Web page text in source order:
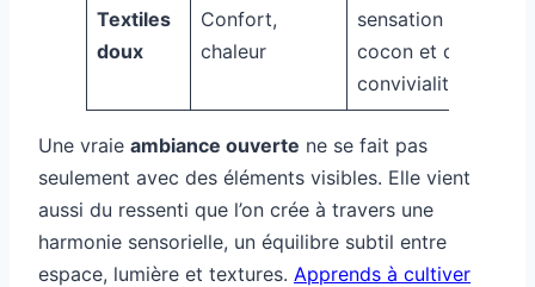
Textiles
doux
Confort,
chaleur
sensation de
cocon et de
convivialité
Une vraie ambiance ouverte ne se fait pas
seulement avec des éléments visibles. Elle vient
aussi du ressenti que l’on crée à travers une
harmonie sensorielle, un équilibre subtil entre
espace, lumière et textures. Apprends à cultiver